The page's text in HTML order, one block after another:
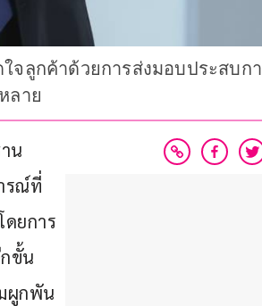
จลูกค้าด้วยการส่งมอบประสบ
ลาย
น
รณ์ที่
ยการ
ขั้น
ผูกพัน